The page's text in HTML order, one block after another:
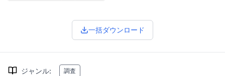
一括ダウンロード
ジャンル: 調査